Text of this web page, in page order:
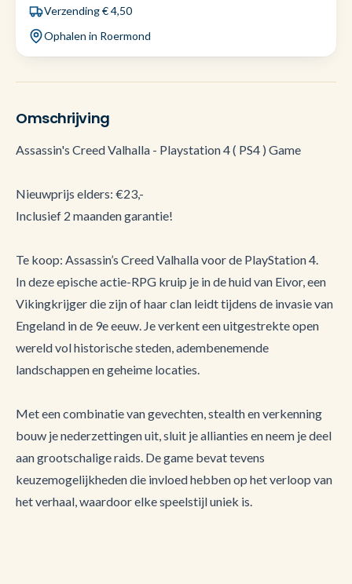
Verzending € 4,50
Ophalen in Roermond
Omschrijving
Assassin's Creed Valhalla - Playstation 4 ( PS4 ) Game
Nieuwprijs elders: €23,-
Inclusief 2 maanden garantie!
Te koop: Assassin’s Creed Valhalla voor de PlayStation 4.
In deze epische actie-RPG kruip je in de huid van Eivor, een
Vikingkrijger die zijn of haar clan leidt tijdens de invasie van
Engeland in de 9e eeuw. Je verkent een uitgestrekte open
wereld vol historische steden, adembenemende
landschappen en geheime locaties.
Met een combinatie van gevechten, stealth en verkenning
bouw je nederzettingen uit, sluit je allianties en neem je deel
aan grootschalige raids. De game bevat tevens
keuzemogelijkheden die invloed hebben op het verloop van
het verhaal, waardoor elke speelstijl uniek is.